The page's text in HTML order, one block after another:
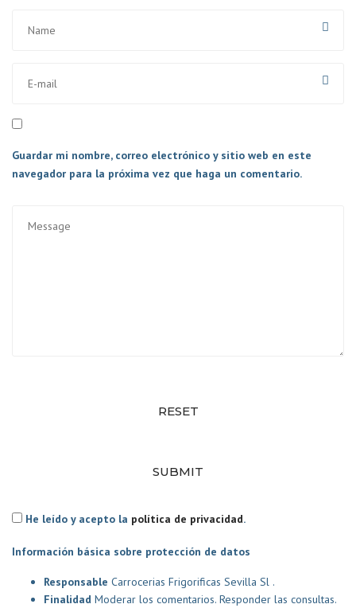
Guardar mi nombre, correo electrónico y sitio web en este
navegador para la próxima vez que haga un comentario.
RESET
SUBMIT
He leído y acepto la política de privacidad.
Información básica sobre protección de datos
Responsable Carrocerias Frigorificas Sevilla Sl .
Finalidad Moderar los comentarios. Responder las consultas.